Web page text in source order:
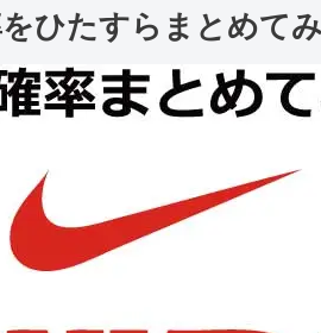
ひたすらまとめて